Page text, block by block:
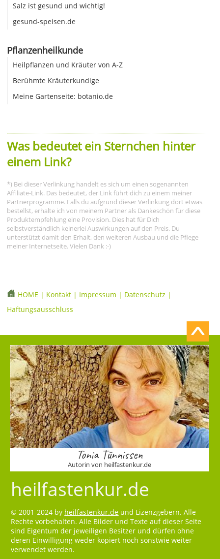
Salz ist gesund und wichtig!
gesund-speisen.de
Pflanzenheilkunde
Heilpflanzen und Kräuter von A-Z
Berühmte Kräuterkundige
Meine Gartenseite: botanio.de
Was bedeutet ein Sternchen hinter
einem Link?
*) Bei dieser Verlinkung handelt es sich um einen sogenannten
Affiliate-Link. Das bedeutet, der Link führt dich zu einem meiner
Partnerprogramme. Falls du aufgrund dieser Verlinkung dort etwas
bestellst, erhalte ich von meinem Partner als Dankeschön für diese
Produktempfehlung eine Provision. Dies hat für Dich
selbstverständlich keinerlei Auswirkungen auf den Preis. Du
unterstützt damit den Erhalt, den weiteren Ausbau und die Pflege
meiner Internetseite. Vielen Dank :-)
HOME | Kontakt | Impressum | Datenschutz |
Haftungsausschluss
Tonia Tünnissen
Autorin von heilfastenkur.de
heilfastenkur.de
© 2001-2024 by heilfastenkur.de und Lizenzgebern. Alle
Rechte vorbehalten. Alle Bilder und Texte auf dieser Seite
sind Eigentum der jeweiligen Besitzer und dürfen ohne
deren Einwilligung weder kopiert noch sonstwie weiter
verwendet werden.